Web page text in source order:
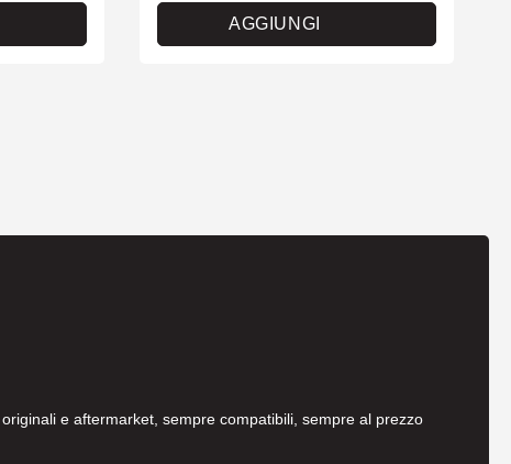
AGGIUNGI
e aftermarket, sempre compatibili, sempre al prezzo